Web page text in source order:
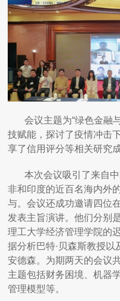
会议主题为“绿色金融
技赋能，探讨了疫情冲击
享了信用评分等相关研究成
本次会议吸引了来自
非和印度的近百名海内外
与。会议还成功邀请四位
发表主旨演讲。他们分别
理工大学经济管理学院的
据分析巴特·贝森斯教授以
安德森。为期两天的会议
主题包括财务困境、机器
管理模型等。